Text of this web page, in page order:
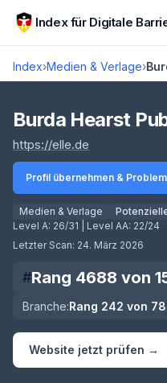
Zum Hauptinhalt springen
Index für Digitale
Index›Medien & Verlage›
Score lädt
Burda Hearst
https://elle.de
Profil übernehmen &
Medien & Verlage
Level A: 26/31 | Level AA: 22/24
Letzter Scan: 24. März 2026
#Rang 4688 von
Branche:Rang 242 von
Website jetzt prüfen →